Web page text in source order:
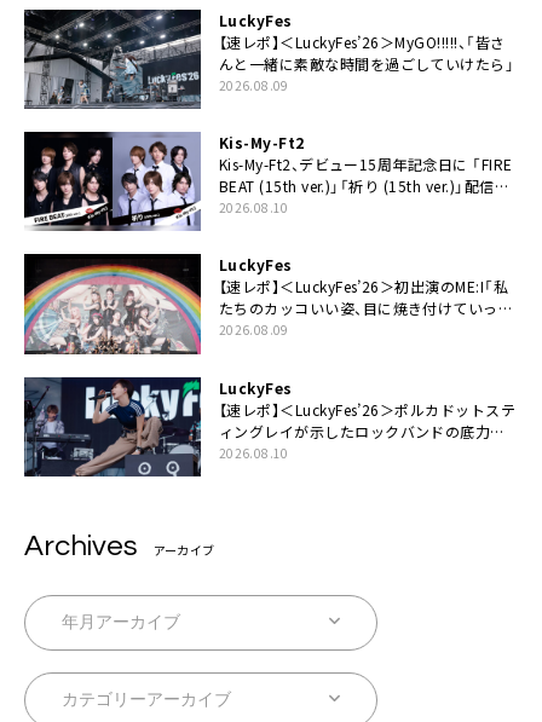
LuckyFes
【速レポ】＜LuckyFes’26＞MyGO!!!!!、「皆さ
んと一緒に素敵な時間を過ごしていけたら」
2026.08.09
Kis-My-Ft2
Kis-My-Ft2、デビュー15周年記念日に 「FIRE
BEAT (15th ver.)」「祈り (15th ver.)」配信ス
タート
2026.08.10
LuckyFes
【速レポ】＜LuckyFes’26＞初出演のME:I「私
たちのカッコいい姿、目に焼き付けていって
ください！」
2026.08.09
LuckyFes
【速レポ】＜LuckyFes’26＞ポルカドットステ
ィングレイが示したロックバンドの底力
「LuckyFesのマスコットキャラクターである
2026.08.10
Archives アーカイブ